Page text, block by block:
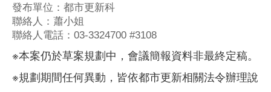
發布單位：都市更新科
聯絡人：蕭小姐
聯絡人電話：03-3324700 #3108
※本案仍於草案規劃中，會議簡報資料非最終定稿。
※規劃期間任何異動，皆依都市更新相關法令辦理說